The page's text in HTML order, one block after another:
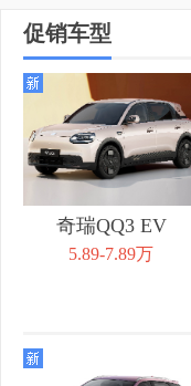
2.99万
QQ冰淇淋 2024款 青
春版 120km 奶昔
获取底价
QQ冰淇淋 2024款 青
春版 205km 奶昔
促销车型
奇瑞QQ3 EV
5.89-7.89万